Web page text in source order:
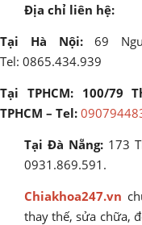
Địa chỉ liên hệ:
Tại Hà Nội:69
Tel: 0865.434.939
Tại TPHCM: 100/79
TPHCM – Tel:
Tại Đà Nẵng:173
0931.869.591.
Chiakhoa247.vn
thay thế, sửa chữa,